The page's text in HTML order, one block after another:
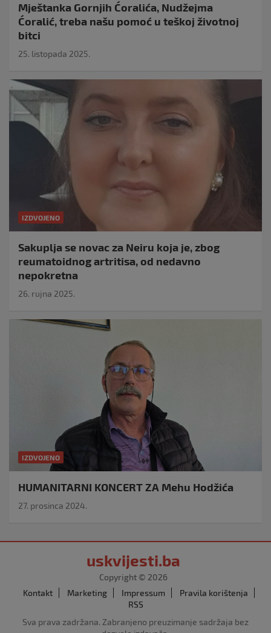
Mještanka Gornjih Ćoralića, Nudžejma
Ćoralić, treba našu pomoć u teškoj životnoj
bitci
25. listopada 2025.
IZDVOJENO
Sakuplja se novac za Neiru koja je, zbog
reumatoidnog artritisa, od nedavno
nepokretna
26. rujna 2025.
IZDVOJENO
HUMANITARNI KONCERT ZA Mehu Hodžića
27. prosinca 2024.
uskvijesti.ba
Copyright © 2026
Kontakt
Marketing Impressum
Pravila korištenja
RSS
Sva prava zadržana. Zabranjeno preuzimanje sadržaja bez